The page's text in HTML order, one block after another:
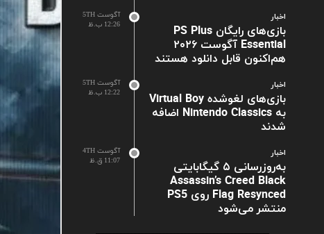
آگوست 5TH
12:26 ب.ظ
اخبار
بازی‌های رایگان PS Plus
Essential آگوست ۲۰۲۶
هم‌اکنون قابل دانلود هستند
آگوست 5TH
12:22 ب.ظ
اخبار
بازی‌های لغوشده Virtual Boy
به Nintendo Classics اضافه
شدند
آگوست 4TH
11:07 ق.ظ
اخبار
به‌روزرسانی ۵ گیگابایتی
Assassin’s Creed Black
Flag Resynced روی PS5
منتشر می‌شود